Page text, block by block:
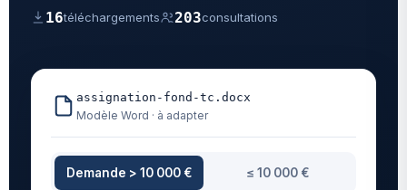
16téléchargements 203consultations
assignation-fond-tc.docx
Modèle Word · à adapter
Demande > 10 000 € ≤ 10 000 €